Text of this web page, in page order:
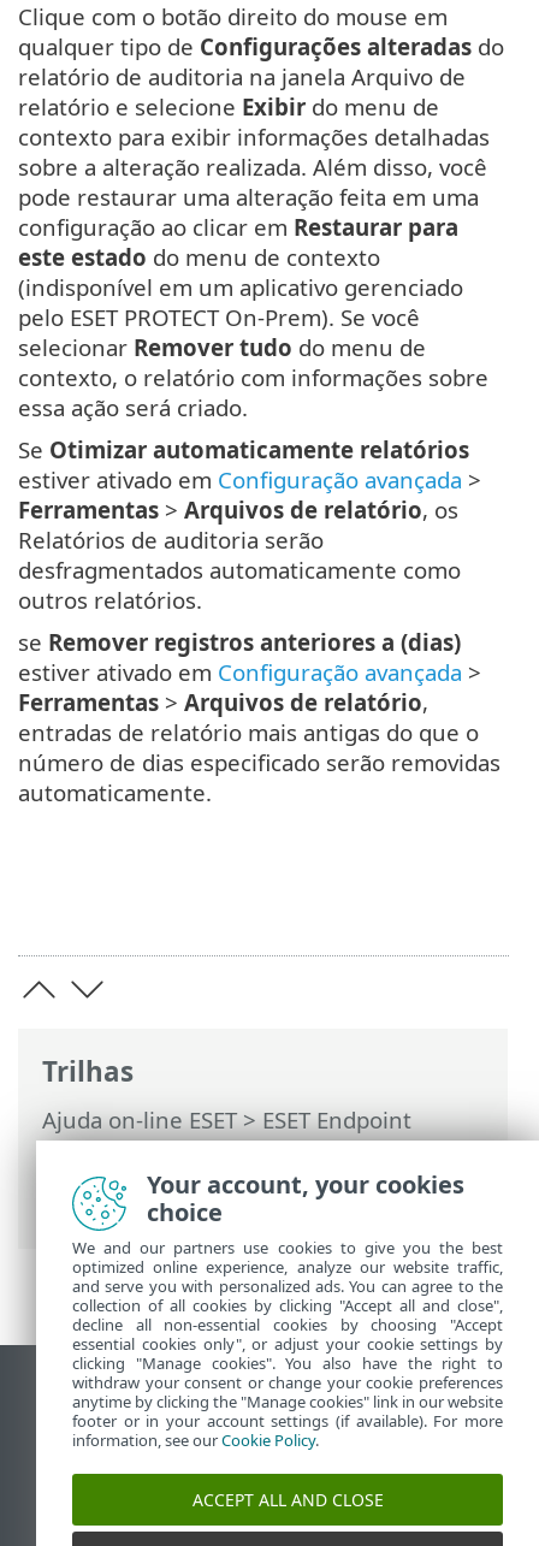
Trilhas
Ajuda on-line ESET>ESET Endpoint
Security>Usando o ESET Endpoint
Security >Ferramentas> Relatórios>
Relatórios de auditoria
Clique com o botão direito do mouse em
qualquer tipo de Configurações alteradas do
relatório de auditoria na janela Arquivo de
relatório e selecione Exibir do menu de
contexto para exibir informações detalhadas
sobre a alteração realizada. Além disso, você
pode restaurar uma alteração feita em uma
configuração ao clicar em Restaurar para
este estado do menu de contexto
(indisponível em um aplicativo gerenciado
pelo ESET PROTECT On-Prem). Se você
selecionar Remover tudo do menu de
contexto, o relatório com informações sobre
essa ação será criado.
Se Otimizar automaticamente relatórios
estiver ativado em Configuração avançada >
Ferramentas > Arquivos de relatório, os
Relatórios de auditoria serão
desfragmentados automaticamente como
outros relatórios.
se Remover registros anteriores a (dias)
estiver ativado em Configuração avançada >
Ferramentas > Arquivos de relatório,
entradas de relatório mais antigas do que o
número de dias especificado serão removidas
automaticamente.
Ver site para desktop
End of Life
Base de conhecimento ESET
Fórum ESET
ESET Status Portal
Your account, your cookies
choice
We and our partners use cookies to give you the best
optimized online experience, analyze our website traffic,
and serve you with personalized ads. You can agree to the
collection of all cookies by clicking "Accept all and close",
decline all non-essential cookies by choosing "Accept
essential cookies only", or adjust your cookie settings by
clicking "Manage cookies". You also have the right to
withdraw your consent or change your cookie preferences
anytime by clicking the "Manage cookies" link in our website
footer or in your account settings (if available). For more
information, see ourCookie Policy.
ACCEPT ALL AND CLOSE